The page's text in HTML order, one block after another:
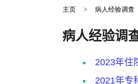
主页 > 病人经验调查